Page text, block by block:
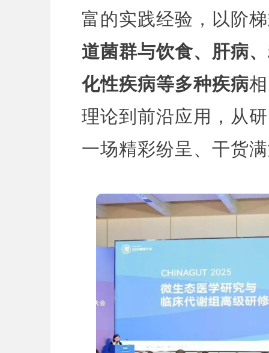
富的实践经验，以阶
道菌群与饮食、肝病
化性疾病等多种疾病
理论到前沿应用，从
一场精彩纷呈、干货